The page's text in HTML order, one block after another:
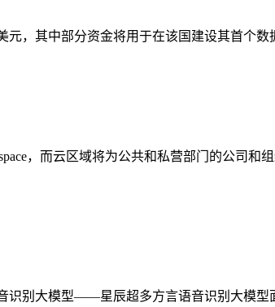
，其中部分资金将用于在该国建设其首个
，而云区域将为公共和私营部门的公司
识别大模型——星辰超多方言语音识别大模